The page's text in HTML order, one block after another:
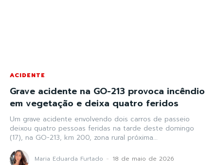
ACIDENTE
Grave acidente na GO-213 provoca incêndio
em vegetação e deixa quatro feridos
Um grave acidente envolvendo dois carros de passeio
deixou quatro pessoas feridas na tarde deste domingo
(17), na GO-213, km 200, zona rural próxima...
Maria Eduarda Furtado - 18 de maio de 2026